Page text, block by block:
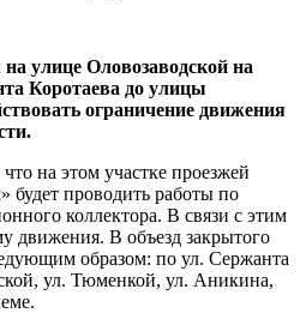
улице Оловозаводской на
Коротаева до улицы
ограничение движения
на этом участке проезжей
проводить работы по
коллектора. В связи с этим
движения. В объезд закрытого
образом: по ул. Сержанта
ул. Тюменкой, ул. Аникина,